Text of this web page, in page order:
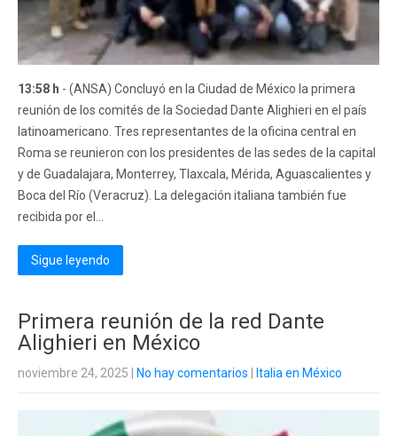
13:58 h - (ANSA) Concluyó en la Ciudad de México la primera
reunión de los comités de la Sociedad Dante Alighieri en el país
latinoamericano. Tres representantes de la oficina central en
Roma se reunieron con los presidentes de las sedes de la capital
y de Guadalajara, Monterrey, Tlaxcala, Mérida, Aguascalientes y
Boca del Río (Veracruz). La ​​delegación italiana también fue
recibida por el...
Sigue leyendo
Primera reunión de la red Dante
Alighieri en México
noviembre 24, 2025 No hay comentarios Italia en México